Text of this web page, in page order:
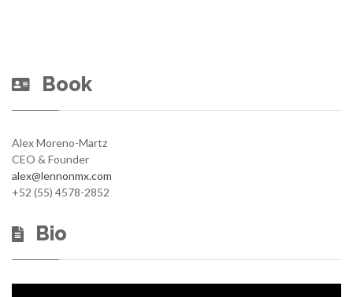
Book
Alex Moreno-Martz
CEO & Founder
alex@lennonmx.com
+52 (55) 4578-2852
Bio